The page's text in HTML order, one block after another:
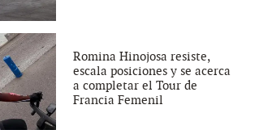
Romina Hinojosa resiste,
escala posiciones y se acerca
a completar el Tour de
Francia Femenil